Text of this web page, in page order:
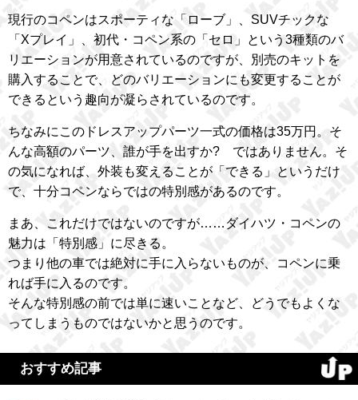
現行のコペンはスポーティな「ローブ」、SUVチックな
「Xプレイ」、初代・コペン系の「セロ」という3種類のバ
リエーションが用意されているのですが、別売のキットを
購入することで、どのバリエーションにも変更することが
できるという趣向が凝らされているのです。
ちなみにこのドレスアップパーツ一式の価格は35万円。そ
んな高額のパーツ、誰が手を出すか? ではありません。そ
の気になれば、外装も変えることが「できる」というだけ
で、十分コペンならではの特別感があるのです。
まあ、これだけではないのですが……ダイハツ・コペンの
魅力は「特別感」に尽きる。
つまり他の車では絶対に手に入らないものが、コペンに乗
れば手に入るのです。
そんな特別感の前では単に速いことなど、どうでもよくな
ってしまうものではないかと思うのです。
おすすめ記事